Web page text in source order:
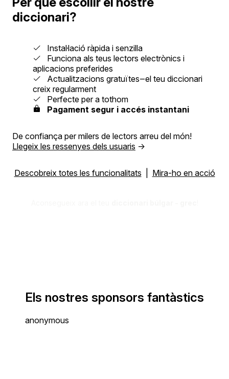
diccionari?
Instal·lació ràpida i senzilla
Funciona als teus lectors electrònics i
aplicacions preferides
Actualitzacions gratuïtes‒el teu diccionari
creix regularment
Perfecte per a tothom
Pagament segur i accés instantani
De confiança per milers de lectors arreu del món!
Llegeix les ressenyes dels usuaris →
Descobreix totes les funcionalitats Mira-ho en acció
Els nostres sponsors fantàstics
anonymous